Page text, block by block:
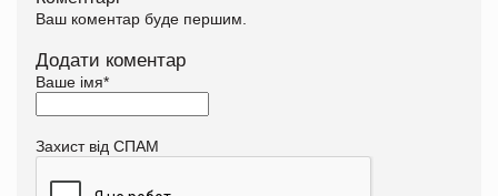
Ваш коментар буде першим.
Додати коментар
Ваше імя*
Захист від СПАМ